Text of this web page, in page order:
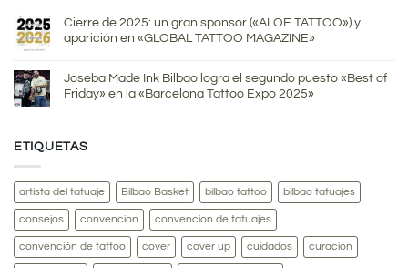
Cierre de 2025: un gran sponsor («ALOE TATTOO») y
aparición en «GLOBAL TATTOO MAGAZINE»
Joseba Made Ink Bilbao logra el segundo puesto «Best of
Friday» en la «Barcelona Tattoo Expo 2025»
ETIQUETAS
artista del tatuaje Bilbao Basket bilbao tattoo bilbao tatuajes
consejos convencion convencion de tatuajes
convención de tattoo cover cover up cuidados curacion